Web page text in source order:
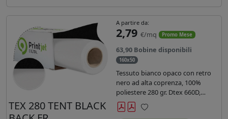
TEX 280 TENT BLACK
A partire da:
2,79 €/mq Promo Mese
63,90 Bobine disponibili
160x50
Tessuto bianco opaco con retro
nero ad alta coprenza, 100%
poliestere 280 gr. Dtex 660D,
idrorepellente, adatto alla stampa
sublimatica indiretta. Ideale per